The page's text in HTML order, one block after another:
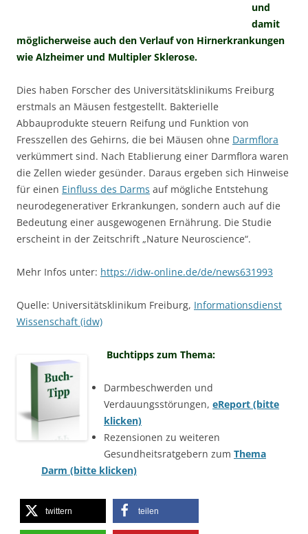
und
damit
möglicherweise auch den Verlauf von Hirnerkrankungen
wie Alzheimer und Multipler Sklerose.
Dies haben Forscher des Universitätsklinikums Freiburg
erstmals an Mäusen festgestellt. Bakterielle
Abbauprodukte steuern Reifung und Funktion von
Fresszellen des Gehirns, die bei Mäusen ohne Darmflora
verkümmert sind. Nach Etablierung einer Darmflora waren
die Zellen wieder gesünder. Daraus ergeben sich Hinweise
für einen Einfluss des Darms auf mögliche Entstehung
neurodegenerativer Erkrankungen, sondern auch auf die
Bedeutung einer ausgewogenen Ernährung. Die Studie
erscheint in der Zeitschrift „Nature Neuroscience“.
Mehr Infos unter: https://idw-online.de/de/news631993
Quelle: Universitätsklinikum Freiburg, Informationsdienst
Wissenschaft (idw)
Buchtipps zum Thema:
Darmbeschwerden und
Verdauungsstörungen, eReport (bitte
klicken)
Rezensionen zu weiteren
Gesundheitsratgebern zum Thema
Darm (bitte klicken)
twittern teilen